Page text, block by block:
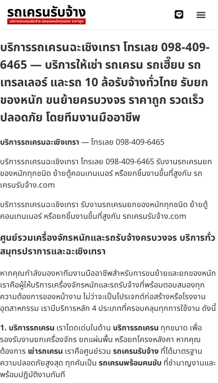
บริการรถเครนฉะเชิงเทรา โทรเลย 098-409-
6465 — บริการให้เช่า รถเครน รถเฮี๊ยบ รถ
เทรลเลอร์ และรถ 10 ล้อรับจ้างทั่วไทย รับยก
ของหนัก ขนย้ายครบวงจร ราคาถูก รวดเร็ว
ปลอดภัย โดยทีมงานมืออาชีพ
บริการรถเครนฉะเชิงเทรา — โทรเลย 098-409-6465
บริการรถเครนฉะเชิงเทรา โทรเลย 098-409-6465 รับงานรถเครนยก
ของหนักทุกชนิด ย้ายตู้คอนเทนเนอร์ หรือยกชิ้นงานขึ้นที่สูงกับ รถ
เครนรับจ้าง.com
บริการรถเครนฉะเชิงเทรา รับงานรถเครนยกของหนักทุกชนิด ย้ายตู้
คอนเทนเนอร์ หรือยกชิ้นงานขึ้นที่สูงกับ รถเครนรับจ้าง.com
ศูนย์รวมเครื่องจักรหนักและรถรับจ้างครบวงจร บริการทั่ว
สมุทรปราการและฉะเชิงเทรา
หากคุณกำลังมองหาทีมงานมืออาชีพสำหรับการขนย้ายและยกของหนัก
เราคือผู้ให้บริการเครื่องจักรหนักและรถรับจ้างที่พร้อมตอบสนองทุก
ความต้องการของหน้างาน ไม่ว่าจะเป็นโปรเจกต์ก่อสร้างหรือโรงงาน
อุตสาหกรรม เรามีบริการหลัก 4 ประเภทที่ครอบคลุมทุกการใช้งาน ดังนี้
1. บริการรถเครน เราโดดเด่นในด้าน บริการรถเครน ทุกขนาด เพื่อ
รองรับงานยกเครื่องจักร ยกแผ่นพื้น หรือยกโครงหลังคา หากคุณ
ต้องการ เช่ารถเครน เราคือศูนย์รวม รถเครนรับจ้าง ที่ได้มาตรฐาน
ความปลอดภัยสูงสุด ทุกคันเป็น รถเครนพร้อมคนขับ ที่ชำนาญงานและ
พร้อมปฏิบัติงานทันที